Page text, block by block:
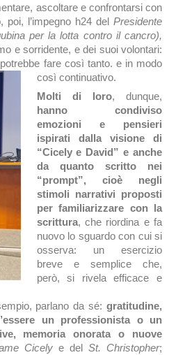
ascoltare e confrontarsi con
poi, l’impegno h24 del Presidente
per la lotta contro il cancro),
e sorridente, e dei suoi volontari:
fare così tanto. e in modo
così continuativo.
Molti di loro, dunque,
hanno condiviso
emozioni e pensieri
ispirati dalla visione di
“Cicely e David” e anche
da quanto scritto nei
“prompt”, cioè negli
stimoli narrativi proposti
per familiarizzare con la
scrittura, che riordina e fa
nuovo lo sguardo con cui si
osserva: un esercizio
breve e semplice che,
però, si rivela efficace e
parlano da sé: gratitudine,
un professionista o un
memoria onorata o nuove
Cicely e del St. Christopher;